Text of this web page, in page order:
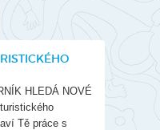
HLEDÁ NOVÉ
Tě práce s